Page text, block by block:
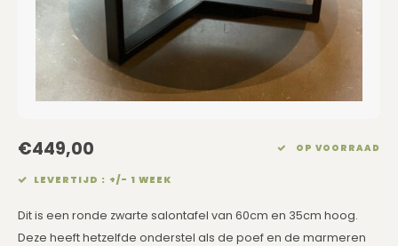
Eetkamerstoelen
Banken
TV Kasten
Kasten op Maat
Rechthoekige Lampenkappen
Schuine Lampenkappen
Pet Lampenkappen
SALE Lampenkappen
Kussens Roze
Kussens Goud
Kussens Grijs
Kussens Blauw
Kussens Groen
Kaarsen
Dienbladen / Schalen
Kunstbloemen
Plaids
Wand Schilderijen
€449,00 OP VOORRAAD
LEVERTIJD : +/- 1 WEEK
Dit is een ronde zwarte salontafel van 60cm en 35cm hoog.
Deze heeft hetzelfde onderstel als de poef en de marmeren